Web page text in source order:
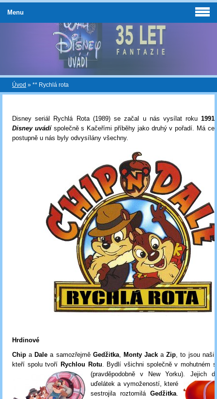
Úvod » ** Rychlá rota
Disney seriál Rychlá Rota (1989) se začal u nás vysílat roku1991
Disney uvádíspolečně s Kačeřími příběhy jako druhý v pořadí. Má
postupně u nás byly odvysílány všechny.
Hrdinové
Chip a Dale a samozřejmě Gedžitka, Monty Jack aZip, to jsou naši
kteří spolu tvoří Rychlou Rotu. Bydlí všichni společně v mohutném
(pravděpodobně v New Yorku). Jejich
uďelátek a vymožeností, které
sestrojila roztomilá Gedžitka.
Menu